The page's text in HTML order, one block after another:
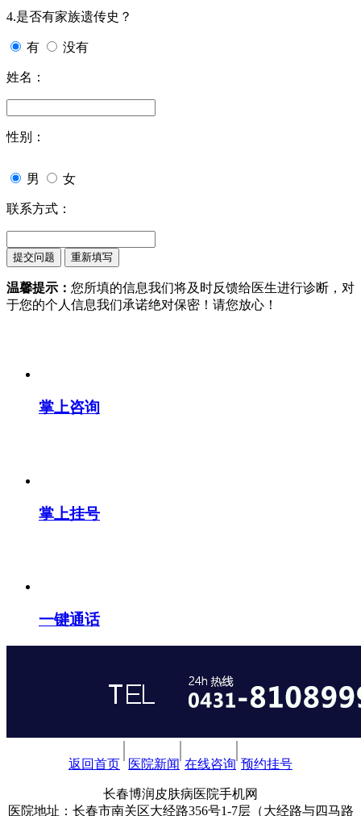
4.是否有家族遗传史？
有 没有
姓名：
性别：
男 女
联系方式：
温馨提示： 您所填的信息我们将及时反馈给医生进行诊断，对
于您的个人信息我们承诺绝对保密！请您放心！
掌上咨询
掌上挂号
一键通话
返回首页 医院新闻 在线咨询 预约挂号
长春博润皮肤病医院手机网
医院地址：长春市南关区大经路356号1-7层（大经路与四马路